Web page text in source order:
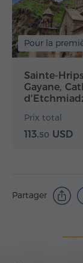
Pour la
Sainte-
Gayane,
Geghard
Prix total
113.50 USD
Partager